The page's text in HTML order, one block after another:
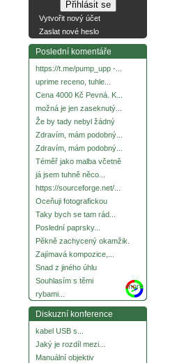
Vytvořit nový účet
Zaslat nové heslo
Poslední komentáře
https://t.me/pump_upp -...
uprime receno, tuhle...
Cena 4000 Kč Pevná. K...
možná je jen zaseknutý...
Že by tady nebyl žádný
Zdravím, mám podobný...
Zdravím, mám podobný...
Téměř jako malba včetně
já jsem tuhně něco...
https://sourceforge.net/...
Oceňuji fotografickou
Taky bych se tam rád...
Poslední paprsky...
Pěkně zachycený okamžik.
Zajímavá kompozice,...
Snad z jiného úhlu
Souhlasím s těmi
rybami...
more
Diskuzní konference
kabel USB s...
Jaký je rozdíl mezi...
Manuální objektiv